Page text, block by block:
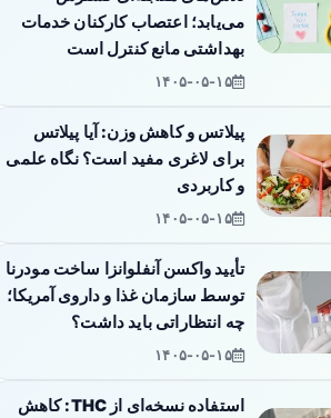
می‌یابد؛ اعتصاب کارکنان خدمات
بهداشتی مانع کنترل است
۱۴۰۵-۰۵-۱۵
پیلاتس و کاهش وزن: آیا پیلاتس
برای لاغری مفید است؟ نگاه علمی
و کاربردی
۱۴۰۵-۰۵-۱۵
تأیید واکسن آنفلوانزا ساخت مودرنا
توسط سازمان غذا و داروی آمریکا؛
چه انتظاراتی باید داشت؟
۱۴۰۵-۰۵-۱۵
استفاده نسخه‌ای از THC: کاهش